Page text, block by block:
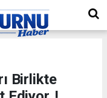
Birlikte